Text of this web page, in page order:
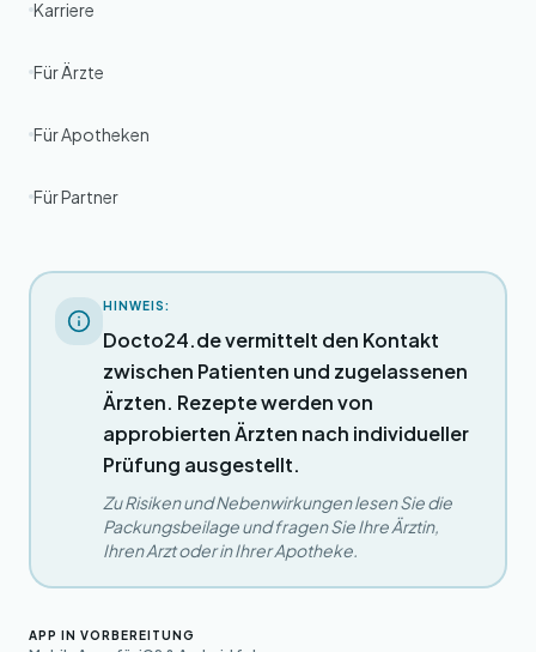
Karriere
Für Ärzte
Für Apotheken
Für Partner
HINWEIS:
Docto24.de vermittelt den Kontakt
zwischen Patienten und zugelassenen
Ärzten. Rezepte werden von
approbierten Ärzten nach individueller
Prüfung ausgestellt.
Zu Risiken und Nebenwirkungen lesen Sie die
Packungsbeilage und fragen Sie Ihre Ärztin,
Ihren Arzt oder in Ihrer Apotheke.
APP IN VORBEREITUNG